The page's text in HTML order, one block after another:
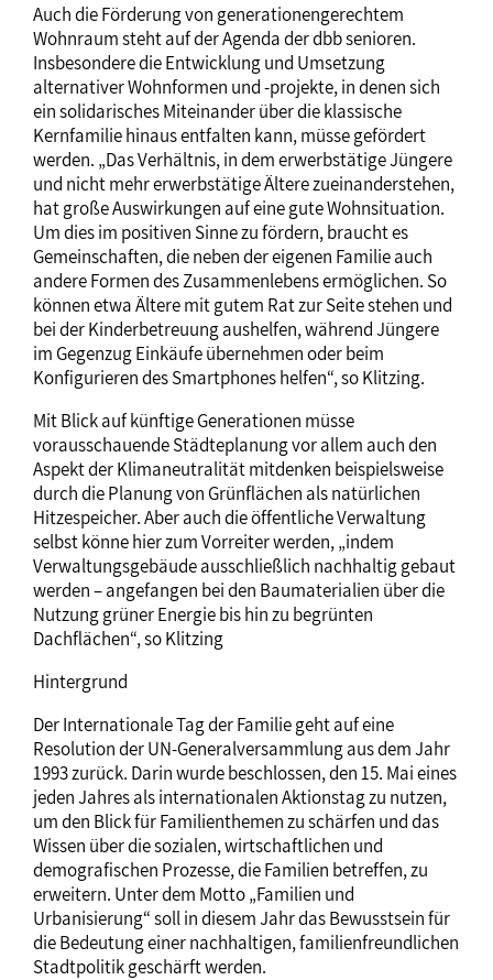
Auch die Förderung von generationengerechtem
Wohnraum steht auf der Agenda der dbb senioren.
Insbesondere die Entwicklung und Umsetzung
alternativer Wohnformen und -projekte, in denen sich
ein solidarisches Miteinander über die klassische
Kernfamilie hinaus entfalten kann, müsse gefördert
werden. „Das Verhältnis, in dem erwerbstätige Jüngere
und nicht mehr erwerbstätige Ältere zueinanderstehen,
hat große Auswirkungen auf eine gute Wohnsituation.
Um dies im positiven Sinne zu fördern, braucht es
Gemeinschaften, die neben der eigenen Familie auch
andere Formen des Zusammenlebens ermöglichen. So
können etwa Ältere mit gutem Rat zur Seite stehen und
bei der Kinderbetreuung aushelfen, während Jüngere
im Gegenzug Einkäufe übernehmen oder beim
Konfigurieren des Smartphones helfen“, so Klitzing.
Mit Blick auf künftige Generationen müsse
vorausschauende Städteplanung vor allem auch den
Aspekt der Klimaneutralität mitdenken beispielsweise
durch die Planung von Grünflächen als natürlichen
Hitzespeicher. Aber auch die öffentliche Verwaltung
selbst könne hier zum Vorreiter werden, „indem
Verwaltungsgebäude ausschließlich nachhaltig gebaut
werden – angefangen bei den Baumaterialien über die
Nutzung grüner Energie bis hin zu begrünten
Dachflächen“, so Klitzing
Hintergrund
Der Internationale Tag der Familie geht auf eine
Resolution der UN-Generalversammlung aus dem Jahr
1993 zurück. Darin wurde beschlossen, den 15. Mai eines
jeden Jahres als internationalen Aktionstag zu nutzen,
um den Blick für Familienthemen zu schärfen und das
Wissen über die sozialen, wirtschaftlichen und
demografischen Prozesse, die Familien betreffen, zu
erweitern. Unter dem Motto „Familien und
Urbanisierung“ soll in diesem Jahr das Bewusstsein für
die Bedeutung einer nachhaltigen, familienfreundlichen
Stadtpolitik geschärft werden.